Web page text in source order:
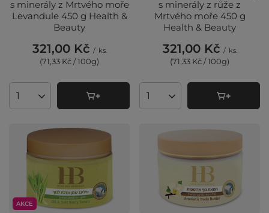
s minerály z Mrtvého moře
Levandule 450 g Health &
Beauty
321,00 Kč / ks.
(71,33 Kč / 100g)
Množství produktů
s minerály z růže z
Mrtvého moře 450 g
Health & Beauty
321,00 Kč / ks.
(71,33 Kč / 100g)
Množství produktů
AKCE